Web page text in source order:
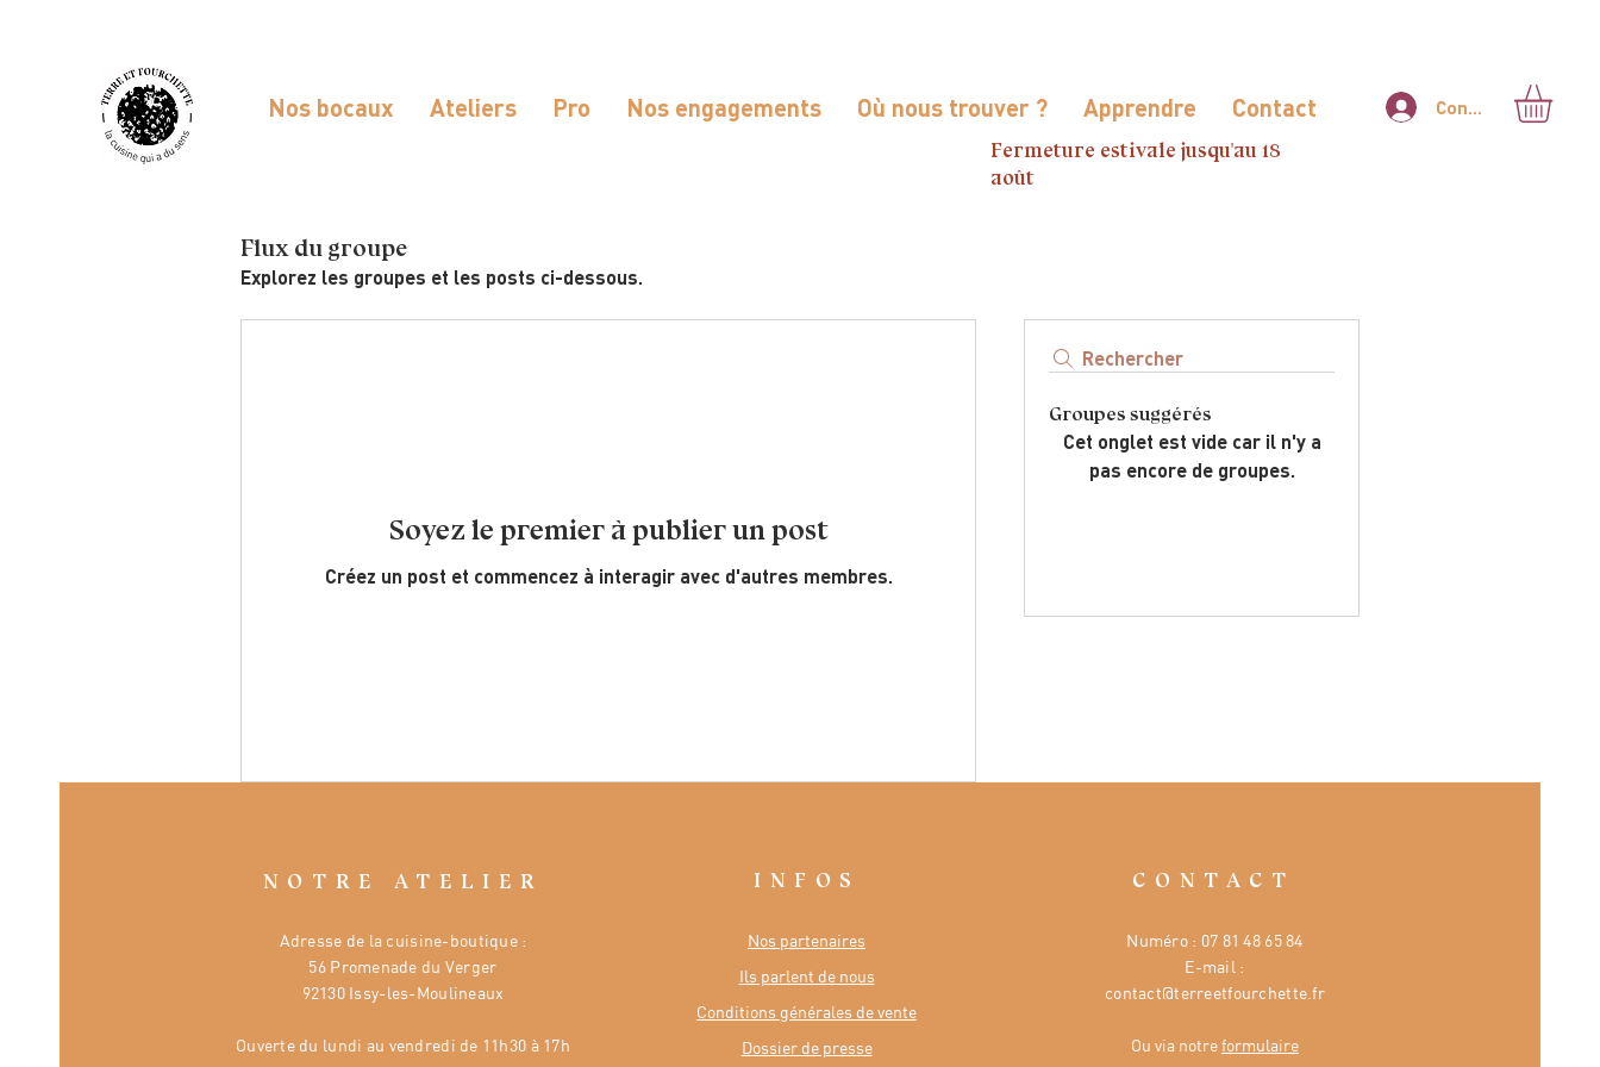
Nos bocaux Ateliers Pro Nos engagements Où nous trouver ? Apprendre Contact
Fermeture estivale jusqu'au 18
août
Connexion
Flux du groupe
Explorez les groupes et les posts ci-dessous.
Rechercher
Groupes suggérés
Cet onglet est vide car il n'y a
pas encore de groupes.
Soyez le premier à publier un post
Créez un post et commencez à interagir avec d'autres membres.
NOTRE ATELIER
Adresse de la cuisine-boutique :
56 Promenade du Verger
92130 Issy-les-Moulineaux
Ouverte du lundi au vendredi de 11h30 à 17h
INFOS
Nos partenaires
Ils parlent de nous
Conditions générales de vente
Dossier de presse
CONTACT
Numéro : 07 81 48 65 84
E-mail :
contact@terreetfourchette.fr
Ou via notreformulaire